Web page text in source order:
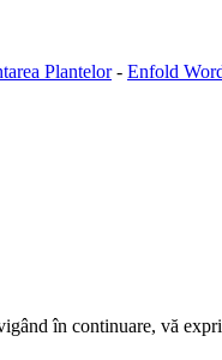
Plantelor- Enfold
în continuare, vă